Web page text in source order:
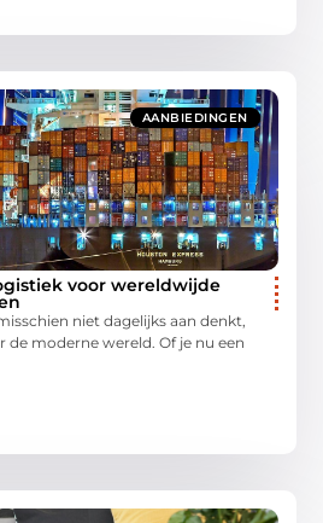
AANBIEDINGEN
voor wereldwijde
niet dagelijks aan denkt,
de moderne wereld. Of je nu een